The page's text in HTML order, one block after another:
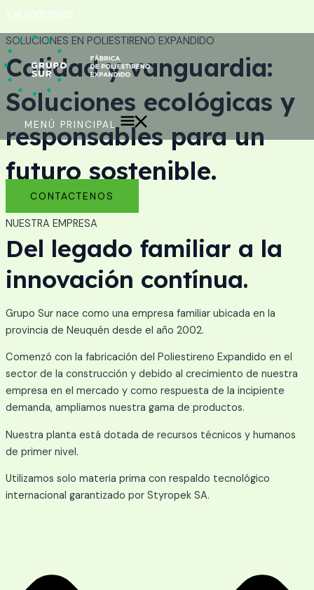
Ir al contenido
MENÚ PRINCIPAL
SOLUCIONES EN POLIESTIRENO EXPANDIDO
Calidad y vanguardia:
Soluciones ecológicas y
responsables para un
futuro sostenible.
CONTACTENOS
NUESTRA EMPRESA
Del legado familiar a la
innovación contínua.
Grupo Sur nace como una empresa familiar ubicada en la
provincia de Neuquén desde el año 2002.
Comenzó con la fabricación del Poliestireno Expandido en el
sector de la construcción y debido al crecimiento de nuestra
empresa en el mercado y como respuesta de la incipiente
demanda, ampliamos nuestra gama de productos.
Nuestra planta está dotada de recursos técnicos y humanos
de primer nivel.
Utilizamos solo materia prima con respaldo tecnológico
internacional garantizado por Styropek SA.